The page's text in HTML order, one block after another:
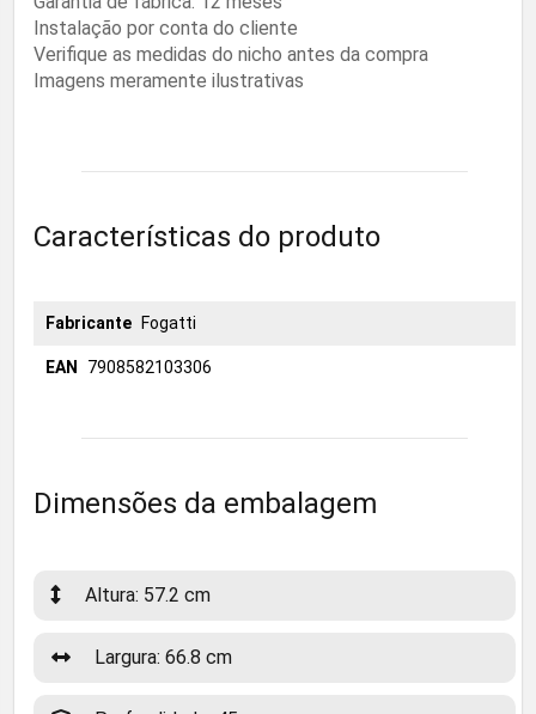
Instalação por conta do cliente
Verifique as medidas do nicho antes da compra
Imagens meramente ilustrativas
Características do produto
Fabricante Fogatti
EAN 7908582103306
Dimensões da embalagem
Altura: 57.2 cm
Largura: 66.8 cm